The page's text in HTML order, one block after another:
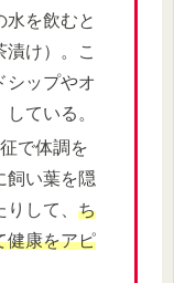
水を飲むと
漬け）。こ
シップやオ
ている。
で体調を
飼い葉を隠
りして、ち
健康をアピ